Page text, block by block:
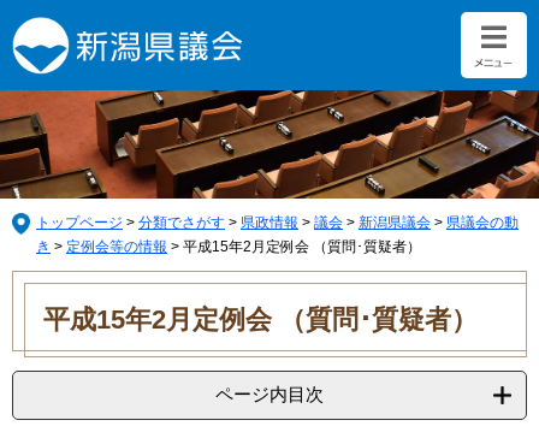
ー
ジ
の
先
頭
で
す。
ニ
ュ
ー
を
飛
ば
し
て
トップページ > 分類でさがす > 県政情報 > 議会 > 新潟県議会 > 県議会の動
き > 定例会等の情報 > 平成15年2月定例会 （質問･質疑者）
本
平成15年2月定例会 （質問･質疑者）
ページ内目次